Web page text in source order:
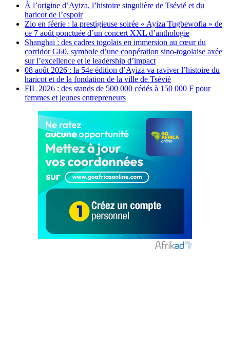
À l’origine d’Ayiza, l’histoire singulière de Tsévié et du
haricot de l’espoir
Zio en féerie : la prestigieuse soirée « Ayiza Tugbewofia » de
ce 7 août ponctuée d’un concert XXL d’anthologie
Shanghai : des cadres togolais en immersion au cœur du
corridor G60, symbole d’une coopération sino-togolaise axée
sur l’excellence et le leadership d’impact
08 août 2026 : la 54e édition d’Ayiza va raviver l’histoire du
haricot et de la fondation de la ville de Tsévié
FIL 2026 : des stands de 500 000 cédés à 150 000 F pour
femmes et jeunes entrepreneurs